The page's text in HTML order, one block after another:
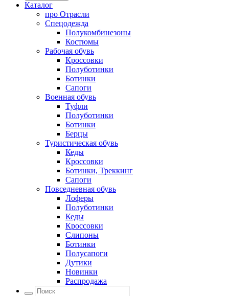
Каталог
про Отрасли
Спецодежда
Полукомбинезоны
Костюмы
Рабочая обувь
Кроссовки
Полуботинки
Ботинки
Сапоги
Военная обувь
Туфли
Полуботинки
Ботинки
Берцы
Туристическая обувь
Кеды
Кроссовки
Ботинки, Треккинг
Сапоги
Повседневная обувь
Лоферы
Полуботинки
Кеды
Кроссовки
Слипоны
Ботинки
Полусапоги
Дутики
Новинки
Распродажа